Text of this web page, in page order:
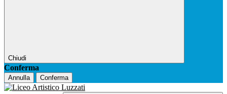
Chiudi
Conferma
Annulla Conferma